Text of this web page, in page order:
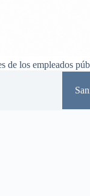
de los empleados